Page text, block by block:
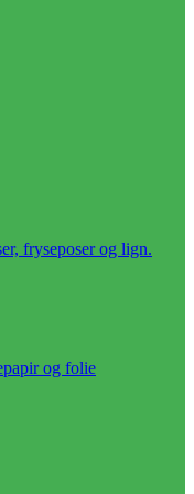
fryseposer og lign.
og folie